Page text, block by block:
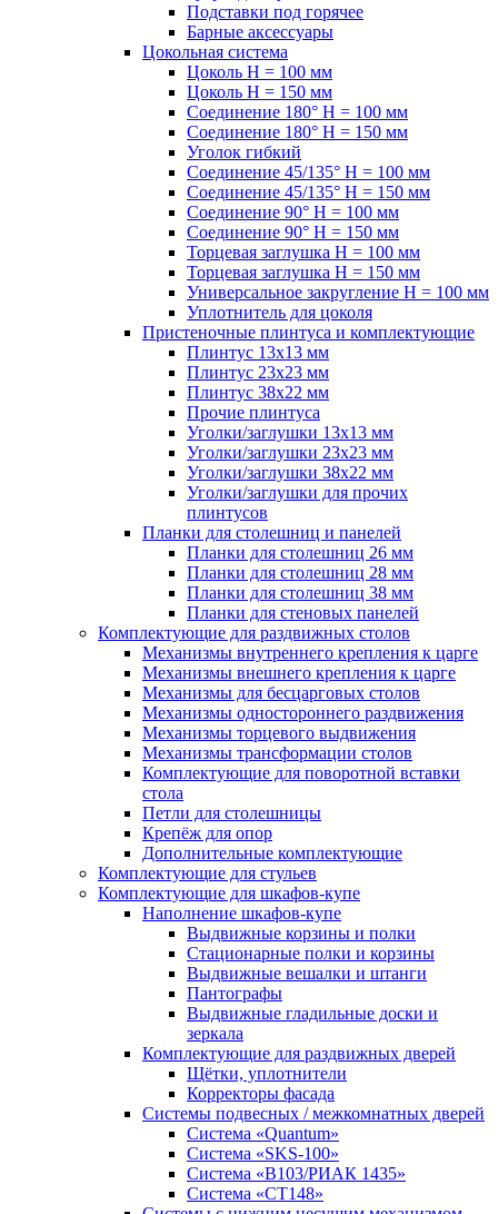
Подставки под горячее
Барные аксессуары
Цокольная система
Цоколь H = 100 мм
Цоколь H = 150 мм
Соединение 180° H = 100 мм
Соединение 180° H = 150 мм
Уголок гибкий
Соединение 45/135° H = 100 мм
Соединение 45/135° H = 150 мм
Соединение 90° H = 100 мм
Соединение 90° H = 150 мм
Торцевая заглушка H = 100 мм
Торцевая заглушка H = 150 мм
Универсальное закругление H = 100 мм
Уплотнитель для цоколя
Пристеночные плинтуса и комплектующие
Плинтус 13х13 мм
Плинтус 23х23 мм
Плинтус 38х22 мм
Прочие плинтуса
Уголки/заглушки 13х13 мм
Уголки/заглушки 23х23 мм
Уголки/заглушки 38х22 мм
Уголки/заглушки для прочих
плинтусов
Планки для столешниц и панелей
Планки для столешниц 26 мм
Планки для столешниц 28 мм
Планки для столешниц 38 мм
Планки для стеновых панелей
Комплектующие для раздвижных столов
Механизмы внутреннего крепления к царге
Механизмы внешнего крепления к царге
Механизмы для бесцарговых столов
Механизмы одностороннего раздвижения
Механизмы торцевого выдвижения
Механизмы трансформации столов
Комплектующие для поворотной вставки
стола
Петли для столешницы
Крепёж для опор
Дополнительные комплектующие
Комплектующие для стульев
Комплектующие для шкафов-купе
Наполнение шкафов-купе
Выдвижные корзины и полки
Стационарные полки и корзины
Выдвижные вешалки и штанги
Пантографы
Выдвижные гладильные доски и
зеркала
Комплектующие для раздвижных дверей
Щётки, уплотнители
Корректоры фасада
Системы подвесных / межкомнатных дверей
Система «Quantum»
Система «SKS-100»
Система «B103/РИАК 1435»
Система «СТ148»